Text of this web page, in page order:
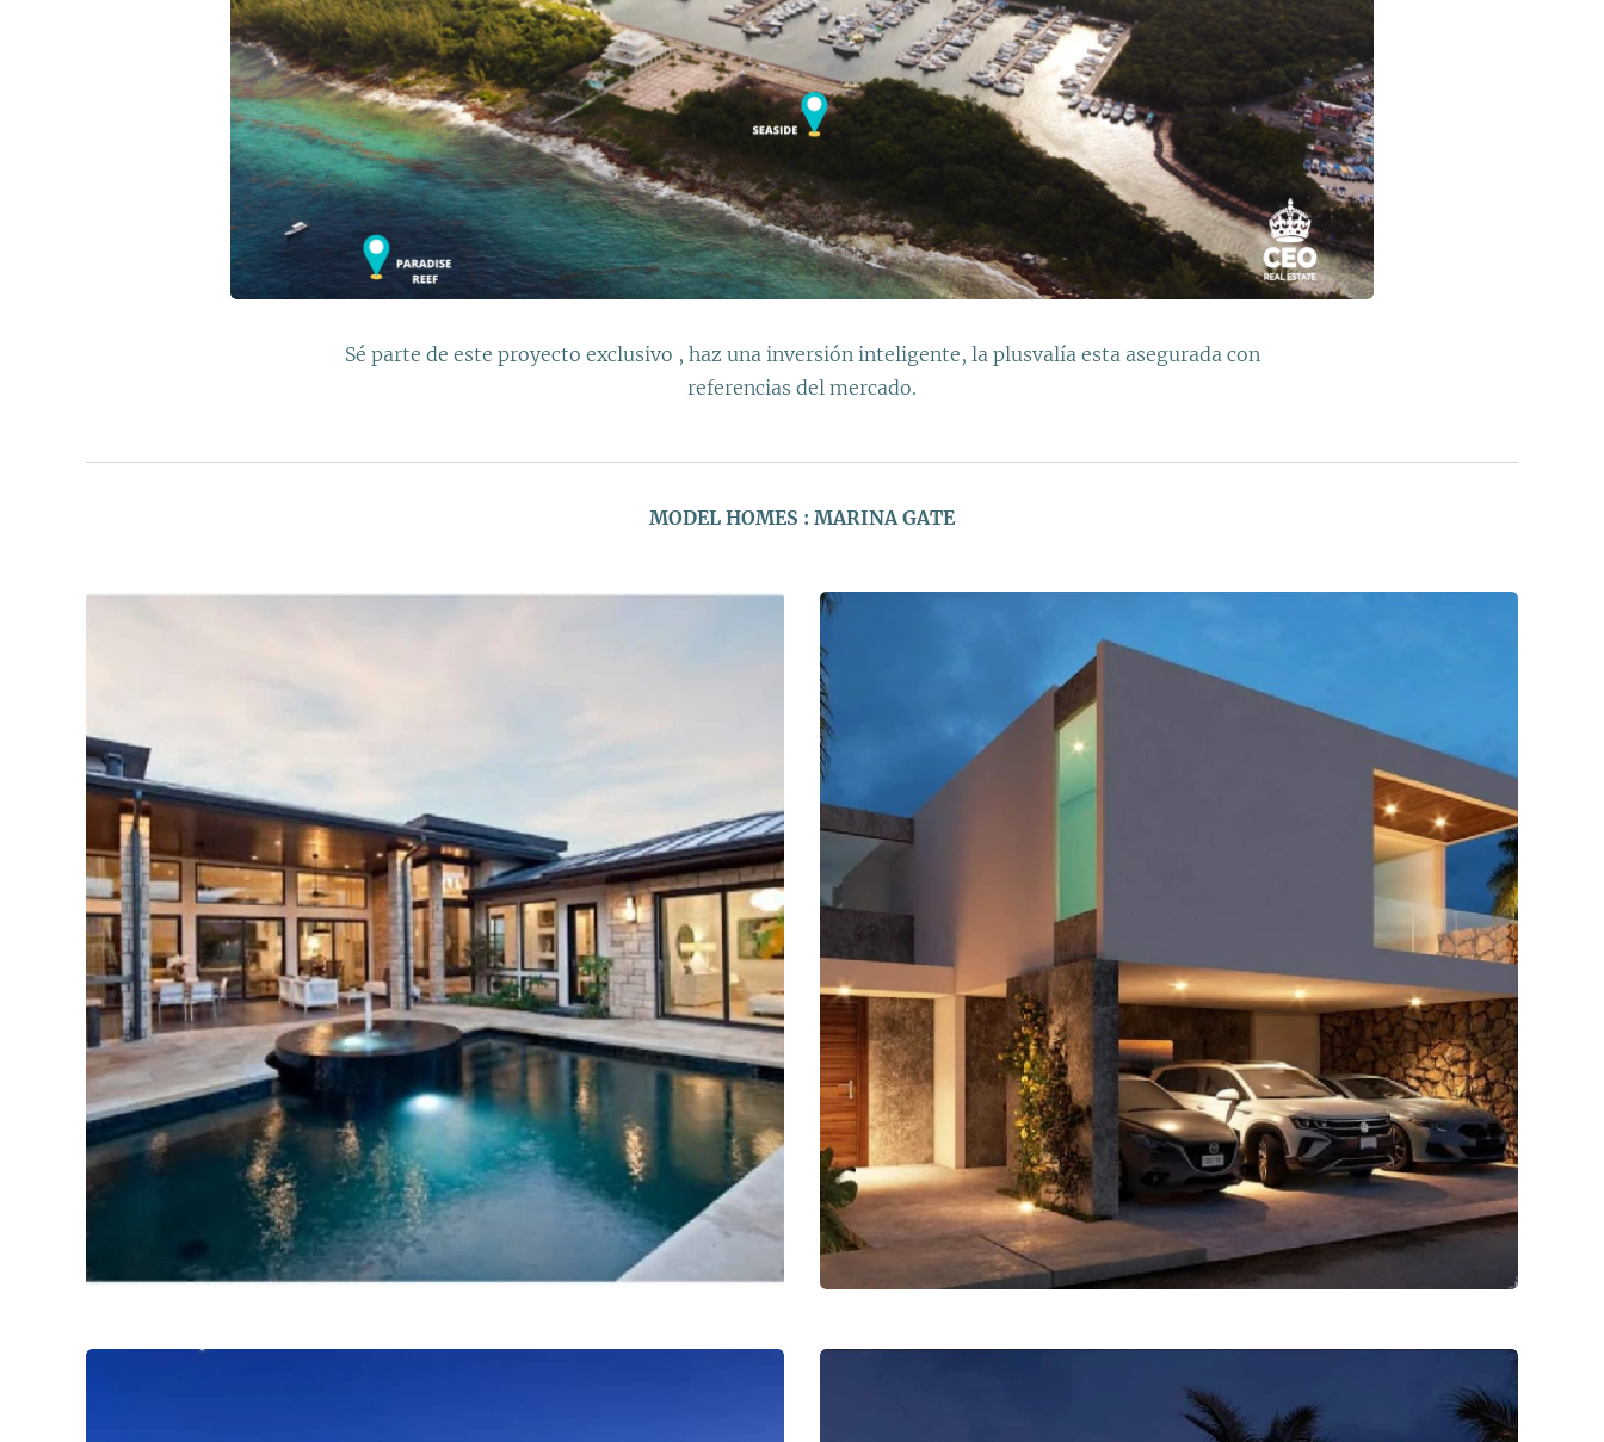
Sé parte de este proyecto exclusivo , haz una inversión inteligente, la plusvalía esta asegurada con
referencias del mercado.
MODEL HOMES : MARINA GATE